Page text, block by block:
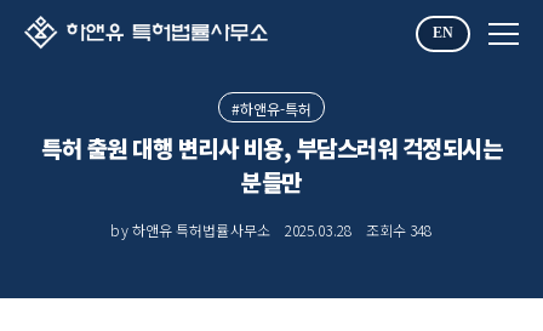
EN
#하앤유-특허
특허 출원 대행 변리사 비용, 부담스러워 걱정되시는
분들만
by 하앤유 특허법률사무소 2025.03.28 조회수 348